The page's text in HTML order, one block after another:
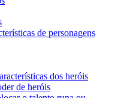
de personagens
dos heróis
de heróis